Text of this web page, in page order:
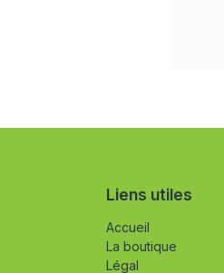
Liens utiles
Accueil
La boutique
Légal